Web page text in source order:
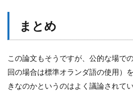
まとめ
この論文もそうですが、公的な場で
回の場合は標準オランダ語の使用）
きなのかというのはよく議論されてい